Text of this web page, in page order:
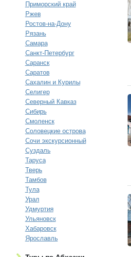
Приморский край
Ржев
Ростов-на-Дону
Рязань
Самара
Санкт-Петербург
Саранск
Саратов
Сахалин и Курилы
Селигер
Северный Кавказ
Сибирь
Смоленск
Соловецкие острова
Сочи экскурсионный
Суздаль
Таруса
Тверь
Тамбов
Тула
Урал
Удмуртия
Ульяновск
Хабаровск
Ярославль